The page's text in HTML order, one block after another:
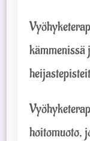
kämmenissä
hoitomuoto,